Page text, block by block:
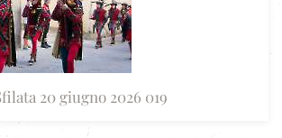
20 giugno 2026 019